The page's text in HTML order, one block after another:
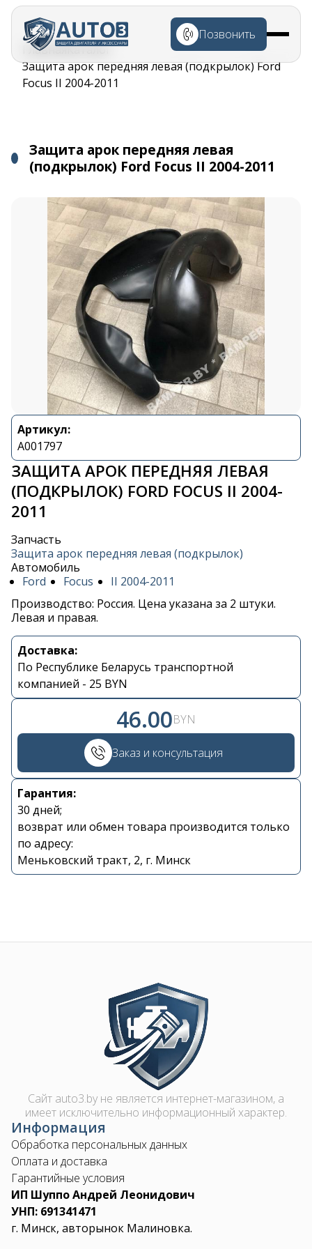
Перейти к
основному
содержанию
Позвонить
Строка
навигации
ГлавнаяКаталог
Защита арок передняя левая (подкрылок) Ford
Focus II 2004-2011
Защита арок передняя левая
(подкрылок) Ford Focus II 2004-2011
Артикул:
A001797
ЗАЩИТА АРОК ПЕРЕДНЯЯ ЛЕВАЯ
(ПОДКРЫЛОК) FORD FOCUS II 2004-
2011
Запчасть
Защита арок передняя левая (подкрылок)
Автомобиль
Ford
Focus
II 2004-2011
Производство: Россия. Цена указана за 2 штуки.
Левая и правая.
Доставка:
По Республике Беларусь транспортной
компанией - 25 BYN
46.00BYN
Заказ и консультация
Гарантия:
30 дней;
возврат или обмен товара производится только
по адресу:
Меньковский тракт, 2, г. Минск
Контакты
+375 29 870 15 80
Viber
shupik21@bk.ru
Image
Сайт auto3.by не является интернет-магазином, а
имеет исключительно информационный характер.
Информация
Обработка персональных данных
Оплата и доставка
Гарантийные условия
ИП Шуппо Андрей Леонидович
УНП: 691341471
г. Минск, авторынок Малиновка.